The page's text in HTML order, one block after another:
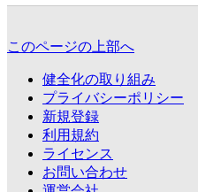
このページの上部へ
健全化の取り組み
プライバシーポリシー
新規登録
利用規約
ライセンス
お問い合わせ